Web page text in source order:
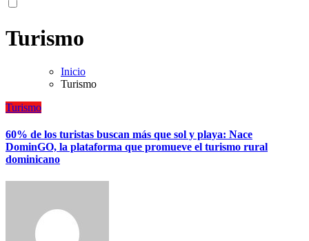
Turismo
Inicio
Turismo
Turismo
60% de los turistas buscan más que sol y playa: Nace
DominGO, la plataforma que promueve el turismo rural
dominicano